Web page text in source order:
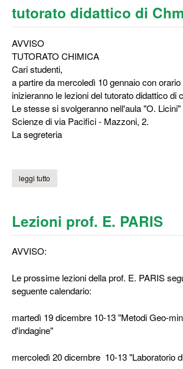
tutorato didattico di
AVVISO
TUTORATO CHIMICA
Cari studenti,
a partire da mercoledì 10 gennaio con
inizieranno le lezioni del tutorato didattico di
Le stesse si svolgeranno nell'aula "O.
Scienze di via Pacifici - Mazzoni, 2.
La segreteria
leggi tutto
Lezioni prof. E. PARIS
AVVISO:
Le prossime lezioni della prof. E. PARIS
seguente calendario:
martedì 19 dicembre 10-13 "Metodi Geo-
d'indagine"
mercoledì 20 dicembre 10-13 "Laboratorio